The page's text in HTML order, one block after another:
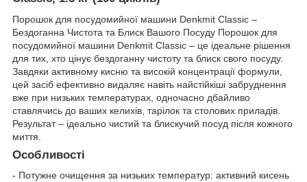
Порошок для посудомийної машини Denkmit Classic –
Бездоганна Чистота та Блиск Вашого Посуду Порошок для
посудомийної машини Denkmit Classic – це ідеальне рішення
для тих, хто цінує бездоганну чистоту та блиск свого посуду.
Завдяки активному кисню та високій концентрації формули,
цей засіб ефективно видаляє навіть найстійкіші забруднення
вже при низьких температурах, одночасно дбайливо
ставлячись до ваших келихів, тарілок та столових приладів.
Результат – ідеально чистий та блискучий посуд після кожного
миття.
Особливості
- Потужне очищення за низьких температур: активний кисень